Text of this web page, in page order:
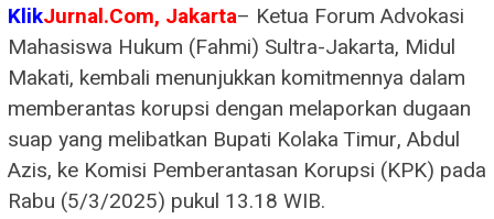
KlikJurnal.Com, Jakarta– Ketua Forum Advokasi
Mahasiswa Hukum (Fahmi) Sultra-Jakarta, Midul
Makati, kembali menunjukkan komitmennya dalam
memberantas korupsi dengan melaporkan dugaan
suap yang melibatkan Bupati Kolaka Timur, Abdul
Azis, ke Komisi Pemberantasan Korupsi (KPK) pada
Rabu (5/3/2025) pukul 13.18 WIB.